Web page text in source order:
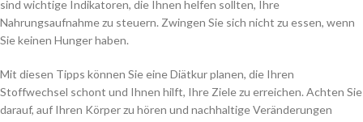
sind wichtige Indikatoren, die Ihnen helfen sollten, Ihre
Nahrungsaufnahme zu steuern. Zwingen Sie sich nicht zu essen, wenn
Sie keinen Hunger haben.
Mit diesen Tipps können Sie eine Diätkur planen, die Ihren
Stoffwechsel schont und Ihnen hilft, Ihre Ziele zu erreichen. Achten Sie
darauf, auf Ihren Körper zu hören und nachhaltige Veränderungen